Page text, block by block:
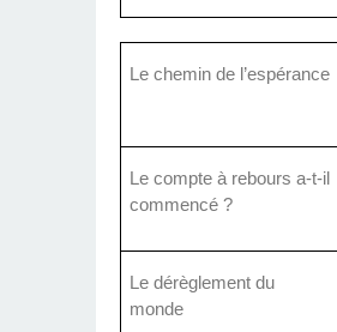
Le chemin de l’espérance
Le compte à rebours a-t-il
commencé ?
Le dérèglement du
monde